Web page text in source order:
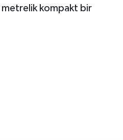
metrelik kompakt bir